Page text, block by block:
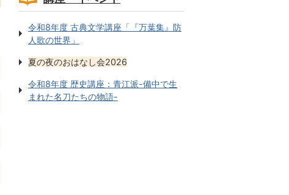
令和8年度 古典文学講座「『万葉集』防
人歌の世界」
夏の夜のおはなし会2026
令和8年度 歴史講座：青江派-備中で生
まれた名刀たちの物語-